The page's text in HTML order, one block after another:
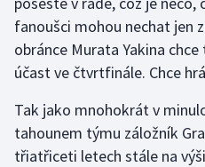
fanoušci mohou nechat jen
obránce Murata Yakina
účast ve čtvrtfinále. Chce
Tak jako mnohokrát v
tahounem týmu záložník
třiatřiceti letech stále na